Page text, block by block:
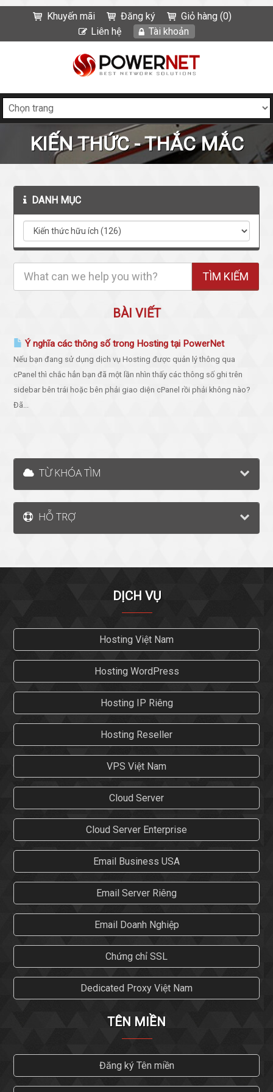
Khuyến mãi Đăng ký
Giỏ hàng (0)
Liên hệ
Tài khoản
KIẾN THỨC - THẮC MẮC
DANH MỤC
BÀI VIẾT
Ý nghĩa các thông số trong Hosting tại PowerNet
Nếu bạn đang sử dụng dịch vụ Hosting được quản lý thông qua
cPanel thì chắc hẳn bạn đã một lần nhìn thấy các thông số ghi trên
sidebar bên trái hoặc bên phải giao diện cPanel rồi phải không nào?
Đã...
TỪ KHÓA TÌM
HỖ TRỢ
DỊCH VỤ
Hosting Việt Nam
Hosting WordPress
Hosting IP Riêng
Hosting Reseller
VPS Việt Nam
Cloud Server
Cloud Server Enterprise
Email Business USA
Email Server Riêng
Email Doanh Nghiệp
Chứng chỉ SSL
Dedicated Proxy Việt Nam
TÊN MIỀN
Đăng ký Tên miền